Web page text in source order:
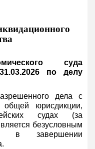
суда
по делу
дела с
юрисдикции,
судах (за
безусловным
в завершении